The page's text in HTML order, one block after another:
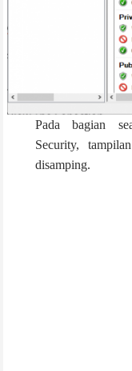
Pada bagian
Security,
disamping.